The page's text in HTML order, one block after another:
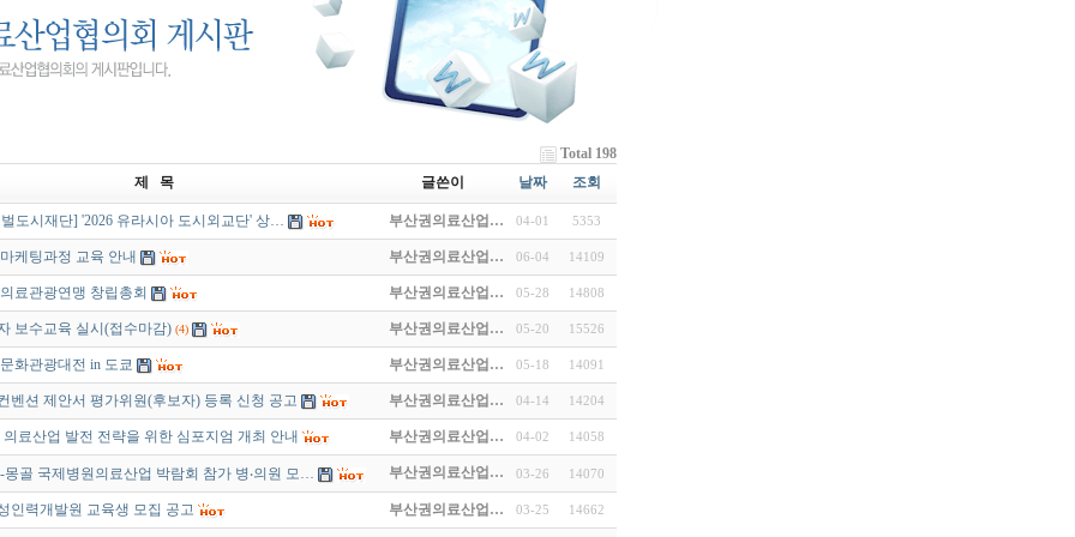
Total 198
제 목
글쓴이 날짜 조회
도시재단] '2026 유라시아 도시외교단' 상… 부산권의료산업… 04-01 5353
케팅과정 교육 안내 부산권의료산업… 06-04 14109
료관광연맹 창립총회 부산권의료산업… 05-28 14808
보수교육 실시(접수마감) (4) 부산권의료산업… 05-20 15526
화관광대전 in 도쿄 부산권의료산업… 05-18 14091
벤션 제안서 평가위원(후보자) 등록 신청 공고 부산권의료산업… 04-14 14204
의료산업 발전 전략을 위한 심포지엄 개최 안내 부산권의료산업… 04-02 14058
몽골 국제병원의료산업 박람회 참가 병‧의원 모… 부산권의료산업… 03-26 14070
인력개발원 교육생 모집 공고 부산권의료산업… 03-25 14662